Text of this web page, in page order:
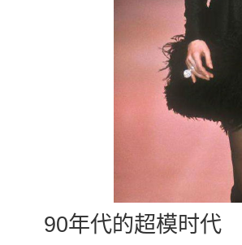
90年代的超模时代